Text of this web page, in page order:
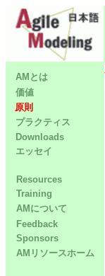
AMとは
価値
原則
プラクティス
Downloads
エッセイ
Resources
Training
AMについて
Feedback
Sponsors
AMリソースホーム